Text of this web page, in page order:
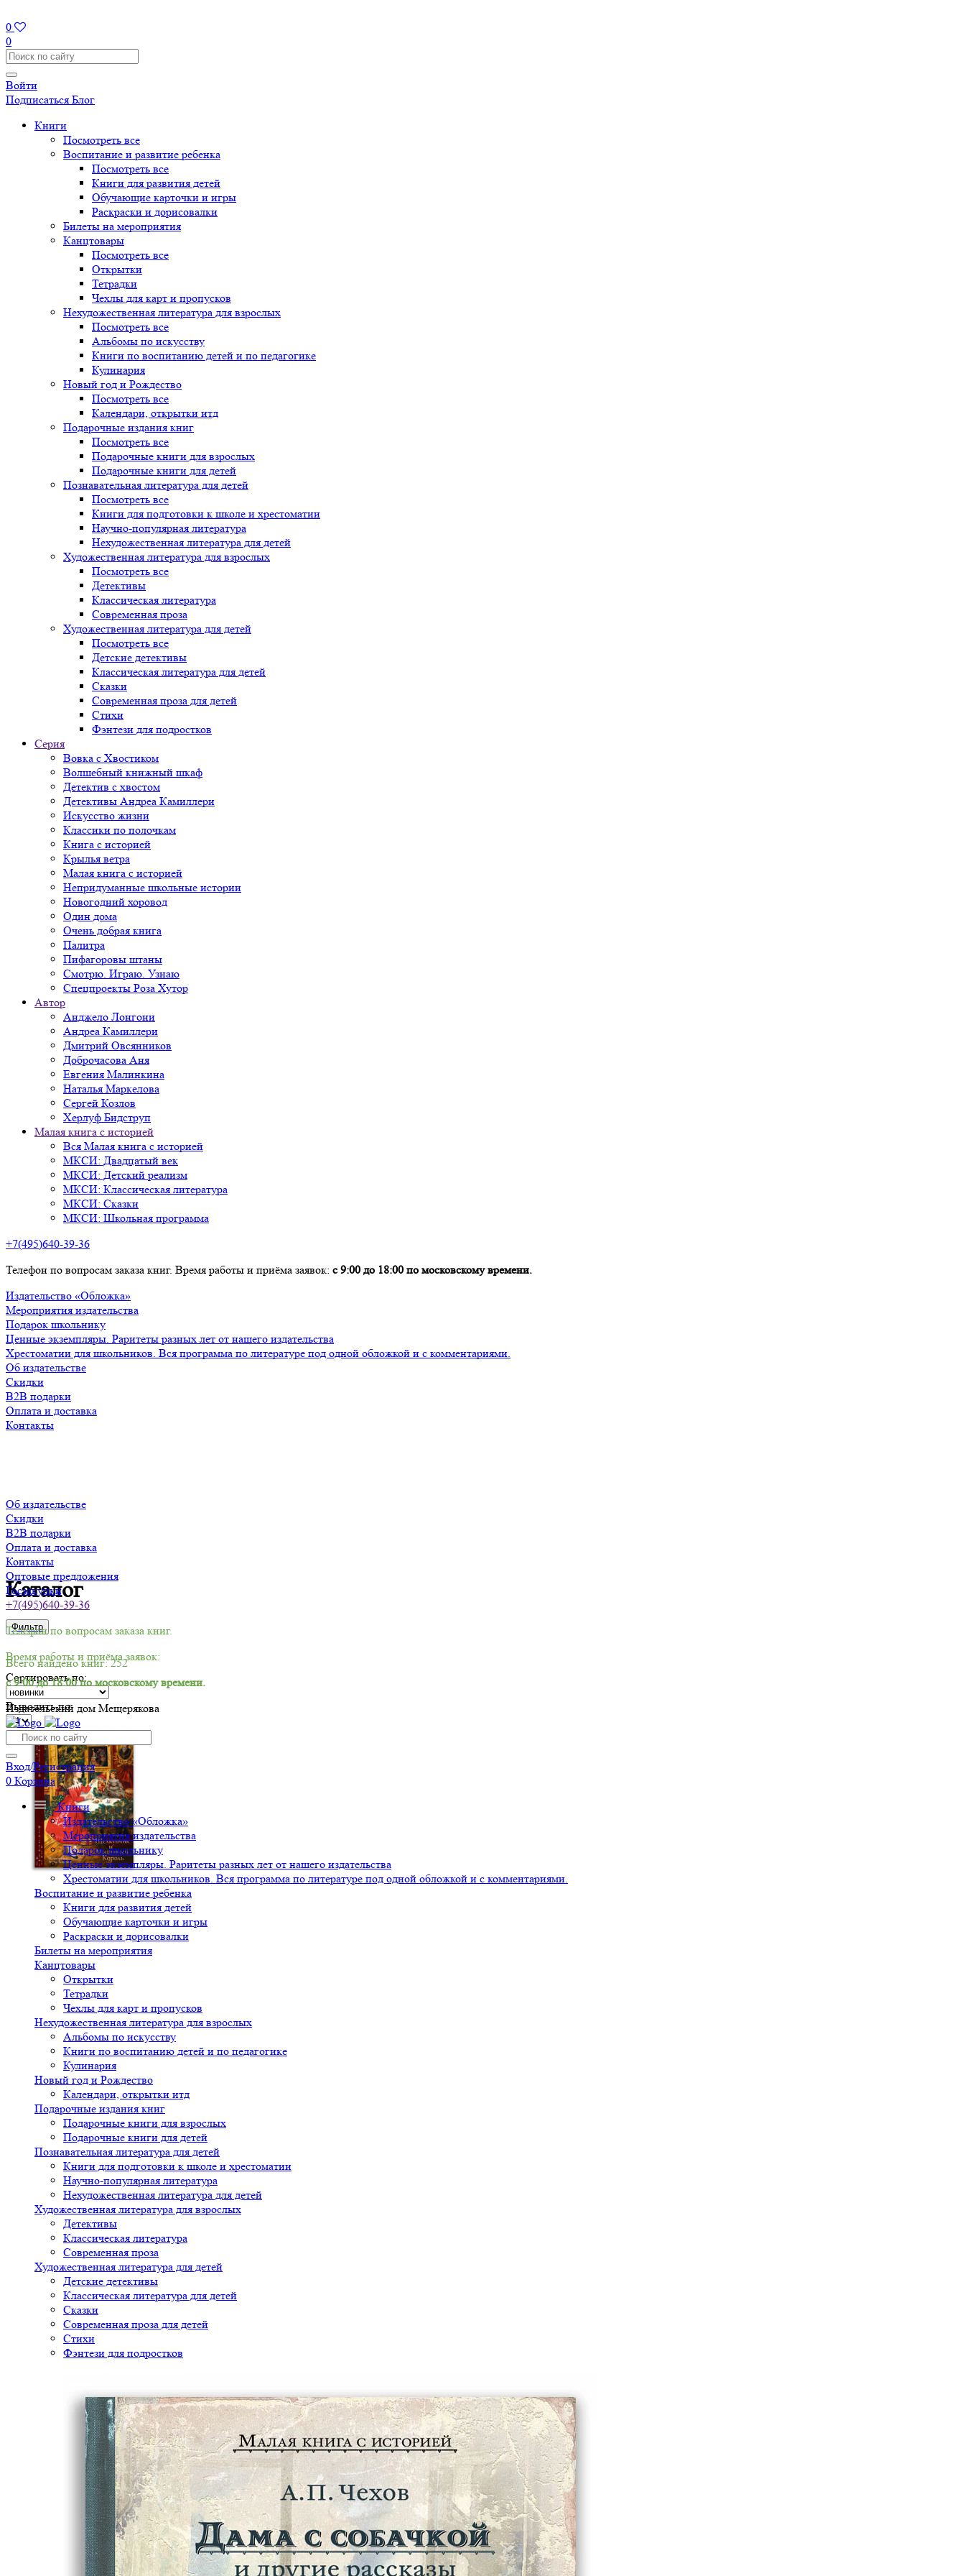
0
0
Войти
Подписаться Блог
Книги
Посмотреть все
Воспитание и развитие ребенка
Посмотреть все
Книги для развития детей
Обучающие карточки и игры
Раскраски и дорисовалки
Билеты на мероприятия
Канцтовары
Посмотреть все
Открытки
Тетрадки
Чехлы для карт и пропусков
Нехудожественная литература для взрослых
Посмотреть все
Альбомы по искусству
Книги по воспитанию детей и по педагогике
Кулинария
Новый год и Рождество
Посмотреть все
Календари, открытки итд
Подарочные издания книг
Посмотреть все
Подарочные книги для взрослых
Подарочные книги для детей
Познавательная литература для детей
Посмотреть все
Книги для подготовки к школе и хрестоматии
Научно-популярная литература
Нехудожественная литература для детей
Художественная литература для взрослых
Посмотреть все
Детективы
Классическая литература
Современная проза
Художественная литература для детей
Посмотреть все
Детские детективы
Классическая литература для детей
Сказки
Современная проза для детей
Стихи
Фэнтези для подростков
Серия
Вовка с Хвостиком
Волшебный книжный шкаф
Детектив с хвостом
Детективы Андреа Камиллери
Искусство жизни
Классики по полочкам
Книга с историей
Крылья ветра
Малая книга с историей
Непридуманные школьные истории
Новогодний хоровод
Один дома
Очень добрая книга
Палитра
Пифагоровы штаны
Смотрю. Играю. Узнаю
Спецпроекты Роза Хутор
Автор
Анджело Лонгони
Андреа Камиллери
Дмитрий Овсянников
Доброчасова Аня
Евгения Малинкина
Наталья Маркелова
Сергей Козлов
Херлуф Бидструп
Малая книга с историей
Вся Малая книга с историей
МКСИ: Двадцатый век
МКСИ: Детский реализм
МКСИ: Классическая литература
МКСИ: Сказки
МКСИ: Школьная программа
+7(495)640-39-36
Телефон по вопросам заказа книг. Время работы и приёма заявок: с 9:00 до 18:00 по московскому времени.
Издательство «Обложка»
Мероприятия издательства
Подарок школьнику
Ценные экземпляры. Раритеты разных лет от нашего издательства
Хрестоматии для школьников. Вся программа по литературе под одной обложкой и с комментариями.
Об издательстве
Скидки
B2B подарки
Оплата и доставка
Контакты
Об издательстве
Скидки
B2B подарки
Оплата и доставка
Контакты
Оптовые предложения
Госзакупки
+7(495)640-39-36
Телефон по вопросам заказа книг.
Время работы и приёма заявок:
с 9:00 до 18:00 по московскому времени.
Издательский дом Мещерякова
Вход/Регистрация
0 Корзина
Книги
Издательство «Обложка»
Мероприятия издательства
Подарок школьнику
Ценные экземпляры. Раритеты разных лет от нашего издательства
Хрестоматии для школьников. Вся программа по литературе под одной обложкой и с комментариями.
Воспитание и развитие ребенка
Книги для развития детей
Обучающие карточки и игры
Раскраски и дорисовалки
Билеты на мероприятия
Канцтовары
Открытки
Тетрадки
Чехлы для карт и пропусков
Нехудожественная литература для взрослых
Альбомы по искусству
Книги по воспитанию детей и по педагогике
Кулинария
Новый год и Рождество
Календари, открытки итд
Подарочные издания книг
Подарочные книги для взрослых
Подарочные книги для детей
Познавательная литература для детей
Книги для подготовки к школе и хрестоматии
Научно-популярная литература
Нехудожественная литература для детей
Художественная литература для взрослых
Детективы
Классическая литература
Современная проза
Художественная литература для детей
Детские детективы
Классическая литература для детей
Сказки
Современная проза для детей
Стихи
Фэнтези для подростков
Каталог
Фильтр
Всего найдено книг: 252
Сортировать по:
Выводить по:
-30%